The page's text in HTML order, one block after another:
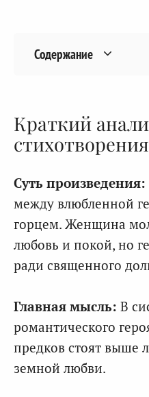
Содержание
Краткий
Суть произведения:
между влюбленной
горцем. Женщина
любовь и покой, но
ради священного
Главная мысль: В
романтического
предков стоят выше
земной любви.